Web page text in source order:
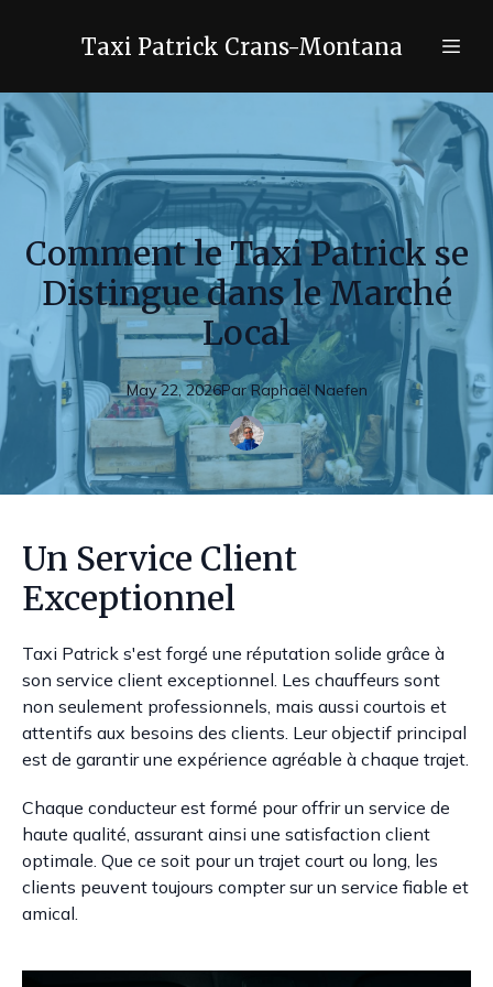
Taxi Patrick Crans-Montana
Comment le Taxi Patrick se
Distingue dans le Marché
Local
May 22, 2026Par Raphaël Naefen
Un Service Client
Exceptionnel
Taxi Patrick s'est forgé une réputation solide grâce à
son service client exceptionnel. Les chauffeurs sont
non seulement professionnels, mais aussi courtois et
attentifs aux besoins des clients. Leur objectif principal
est de garantir une expérience agréable à chaque trajet.
Chaque conducteur est formé pour offrir un service de
haute qualité, assurant ainsi une satisfaction client
optimale. Que ce soit pour un trajet court ou long, les
clients peuvent toujours compter sur un service fiable et
amical.